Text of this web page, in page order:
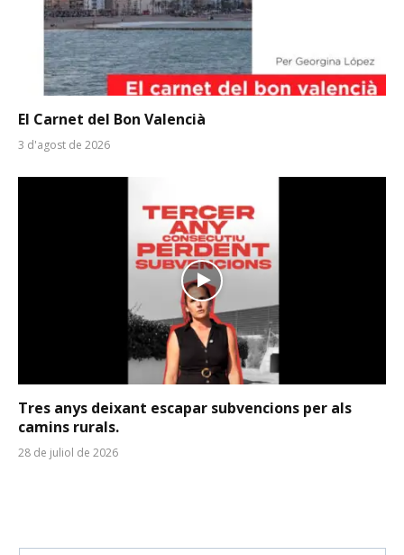
El Carnet del Bon Valencià
3 d'agost de 2026
Tres anys deixant escapar subvencions per als
camins rurals.
28 de juliol de 2026